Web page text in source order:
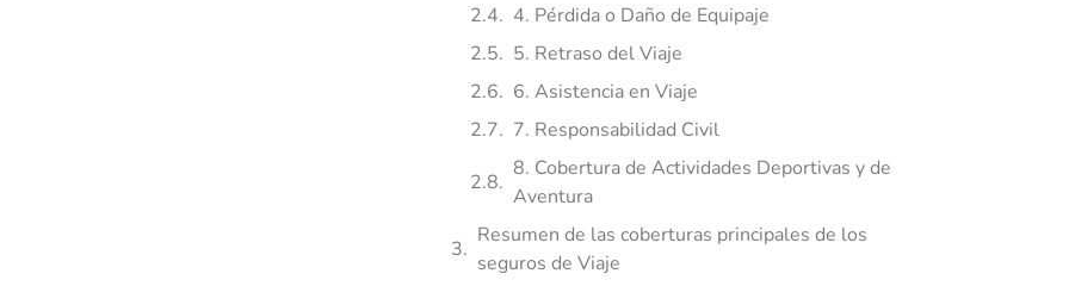
4. Pérdida o Daño de Equipaje
5. Retraso del Viaje
6. Asistencia en Viaje
7. Responsabilidad Civil
8. Cobertura de Actividades Deportivas y de
Aventura
Resumen de las coberturas principales de los
seguros de Viaje